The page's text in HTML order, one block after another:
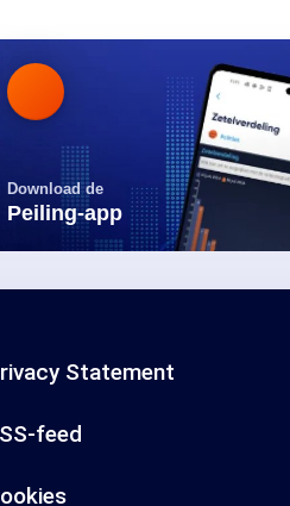
Download de
Peiling-app
Statement
feed